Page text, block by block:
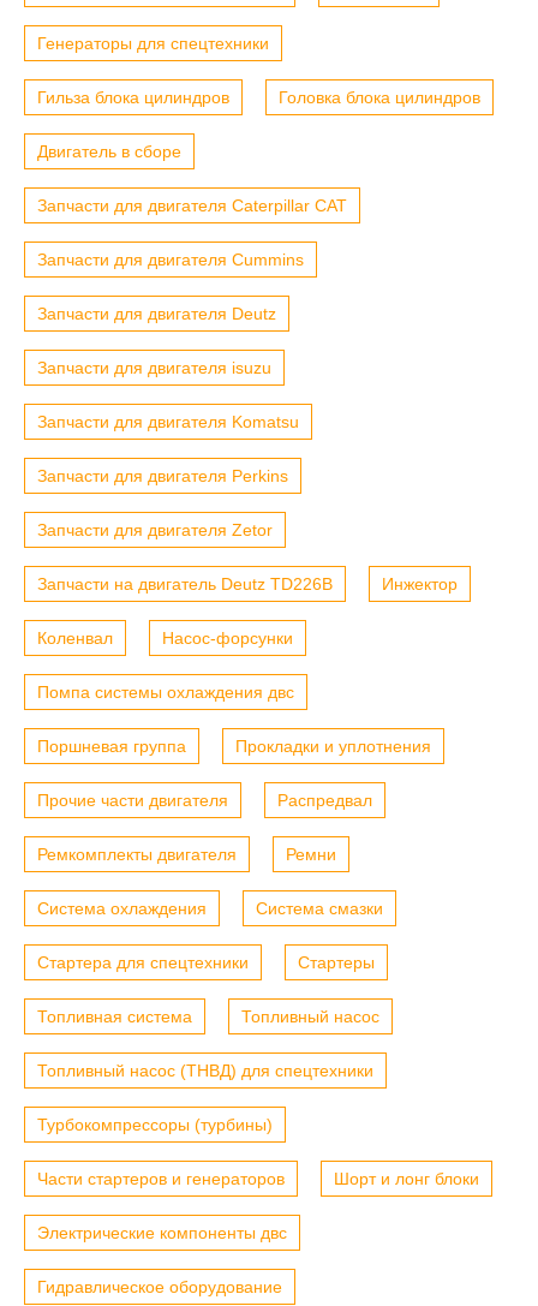
Генераторы для спецтехники
Гильза блока цилиндров Головка блока цилиндров
Двигатель в сборе
Запчасти для двигателя Caterpillar CAT
Запчасти для двигателя Cummins
Запчасти для двигателя Deutz
Запчасти для двигателя isuzu
Запчасти для двигателя Komatsu
Запчасти для двигателя Perkins
Запчасти для двигателя Zetor
Запчасти на двигатель Deutz TD226B Инжектор
Коленвал Насос-форсунки
Помпа системы охлаждения двс
Поршневая группа Прокладки и уплотнения
Прочие части двигателя Распредвал
Ремкомплекты двигателя Ремни
Система охлаждения Система смазки
Стартера для спецтехники Стартеры
Топливная система Топливный насос
Топливный насос (ТНВД) для спецтехники
Турбокомпрессоры (турбины)
Части стартеров и генераторов Шорт и лонг блоки
Электрические компоненты двс
Гидравлическое оборудование